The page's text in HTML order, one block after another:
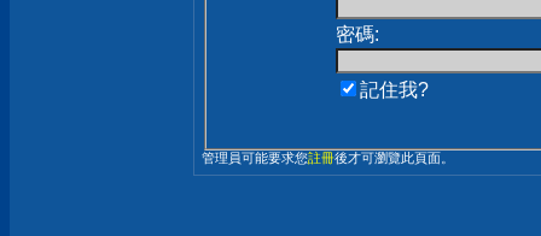
密碼:
記住我?
管理員可能要求您註冊後才可瀏覽此頁面。